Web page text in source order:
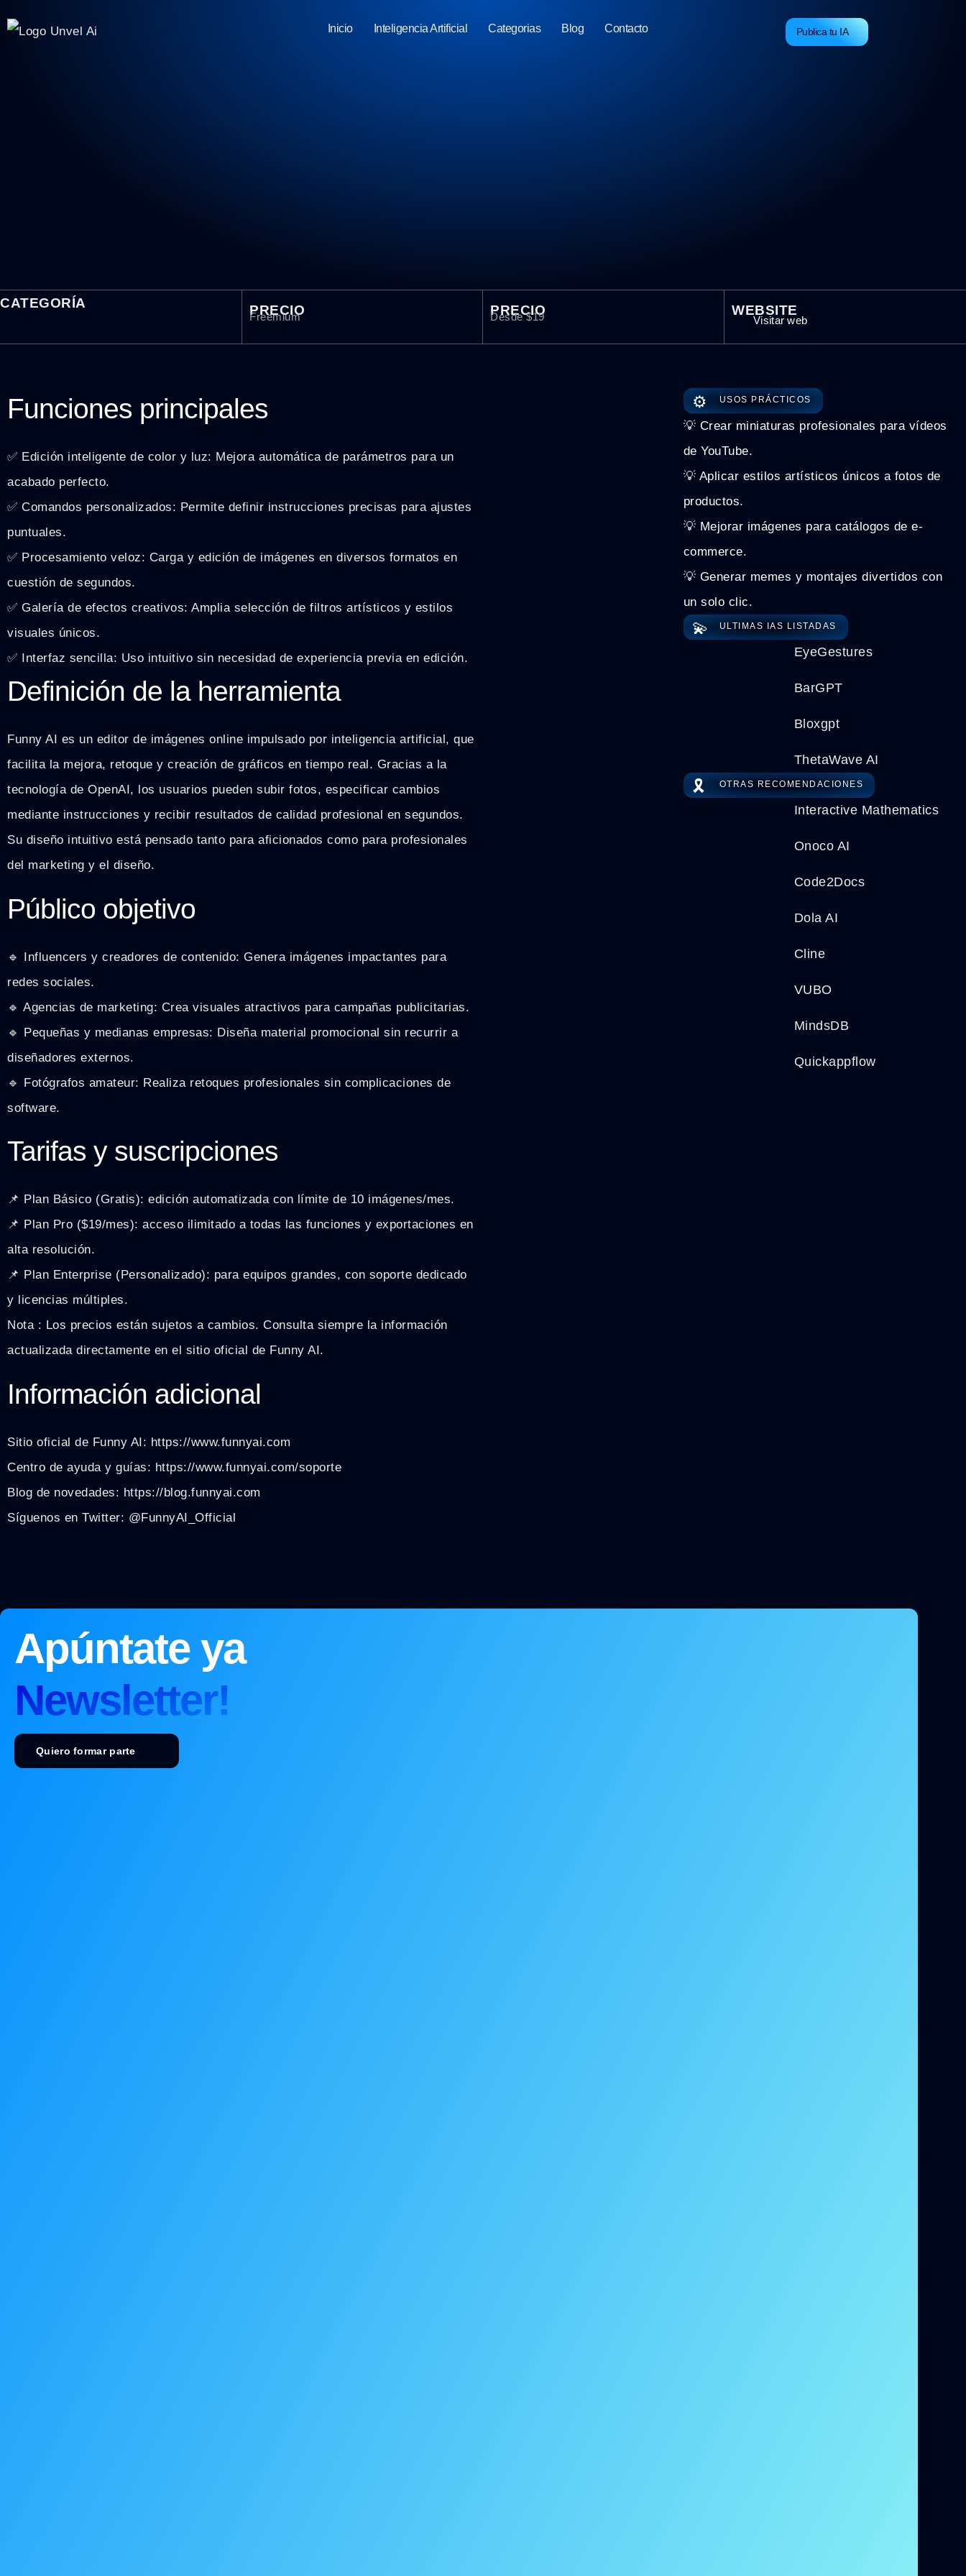
Inicio Inteligencia Artificial Categorias Blog Contacto Publica tu IA
CATEGORÍA PRECIO
Freemium PRECIO
Desde $19 WEBSITE
Visitar web
Funciones principales
✅ Edición inteligente de color y luz: Mejora automática de parámetros para un
acabado perfecto.
✅ Comandos personalizados: Permite definir instrucciones precisas para ajustes
puntuales.
✅ Procesamiento veloz: Carga y edición de imágenes en diversos formatos en
cuestión de segundos.
✅ Galería de efectos creativos: Amplia selección de filtros artísticos y estilos
visuales únicos.
✅ Interfaz sencilla: Uso intuitivo sin necesidad de experiencia previa en edición.
Definición de la herramienta
Funny AI es un editor de imágenes online impulsado por inteligencia artificial, que
facilita la mejora, retoque y creación de gráficos en tiempo real. Gracias a la
tecnología de OpenAI, los usuarios pueden subir fotos, especificar cambios
mediante instrucciones y recibir resultados de calidad profesional en segundos.
Su diseño intuitivo está pensado tanto para aficionados como para profesionales
del marketing y el diseño.
Público objetivo
🔹 Influencers y creadores de contenido: Genera imágenes impactantes para
redes sociales.
🔹 Agencias de marketing: Crea visuales atractivos para campañas publicitarias.
🔹 Pequeñas y medianas empresas: Diseña material promocional sin recurrir a
diseñadores externos.
🔹 Fotógrafos amateur: Realiza retoques profesionales sin complicaciones de
software.
Tarifas y suscripciones
📌 Plan Básico (Gratis): edición automatizada con límite de 10 imágenes/mes.
📌 Plan Pro ($19/mes): acceso ilimitado a todas las funciones y exportaciones en
alta resolución.
📌 Plan Enterprise (Personalizado): para equipos grandes, con soporte dedicado
y licencias múltiples.
Nota : Los precios están sujetos a cambios. Consulta siempre la información
actualizada directamente en el sitio oficial de Funny AI.
Información adicional
Sitio oficial de Funny AI: https://www.funnyai.com
Centro de ayuda y guías: https://www.funnyai.com/soporte
Blog de novedades: https://blog.funnyai.com
Síguenos en Twitter: @FunnyAI_Official
⚙️ USOS PRÁCTICOS
💡 Crear miniaturas profesionales para vídeos
de YouTube.
💡 Aplicar estilos artísticos únicos a fotos de
productos.
💡 Mejorar imágenes para catálogos de e-
commerce.
💡 Generar memes y montajes divertidos con
un solo clic.
💫 ULTIMAS IAS LISTADAS
EyeGestures
BarGPT
Bloxgpt
ThetaWave AI
🎗️ OTRAS RECOMENDACIONES
Interactive Mathematics
Onoco AI
Code2Docs
Dola AI
Cline
VUBO
MindsDB
Quickappflow
Apúntate ya
Newsletter!
Quiero formar parte